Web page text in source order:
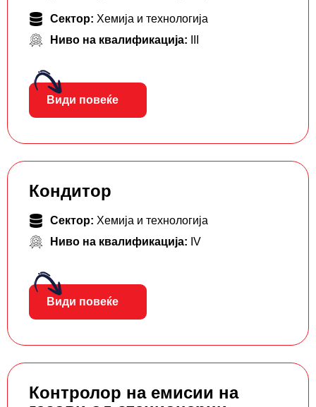
Сектор: Хемија и технологија
Ниво на квалификација:
Види повеќе
Кондитор
Сектор: Хемија и технологија
Ниво на квалификација: IV
Види повеќе
Контролор на емисии на